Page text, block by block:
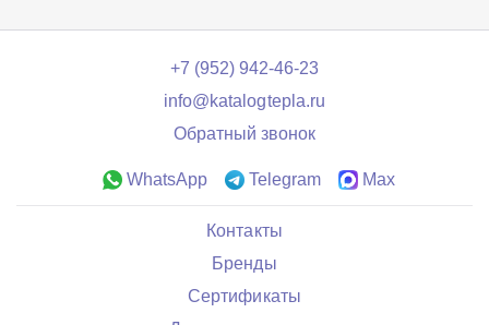
+7 (952) 942-46-23
info@katalogtepla.ru
Обратный звонок
WhatsApp Telegram Max
Контакты
Бренды
Сертификаты